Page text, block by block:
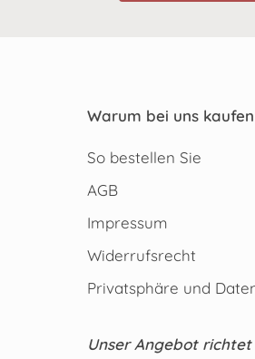
Warum bei uns kaufen
So bestellen Sie
AGB
Impressum
Widerrufsrecht
Privatsphäre und
Unser Angebot richtet